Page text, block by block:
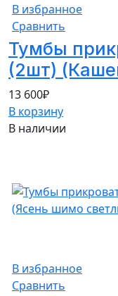
В избранное
Сравнить
Тумбы
(2шт)
13 600₽
В корзину
В наличии
В избранное
Сравнить